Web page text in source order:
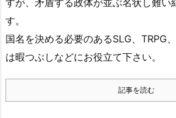
すが、矛盾する政体が並ぶ名状し難い
す。
国名を決める必要のあるSLG、TRPG
は暇つぶしなどにお役立て下さい。
記事を読む